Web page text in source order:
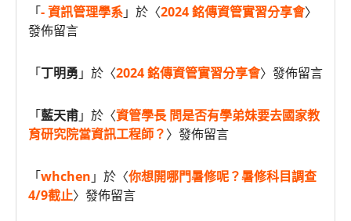
「- 資訊管理學系」於〈2024 銘傳資管實習分享會〉
發佈留言
「丁明勇 」於〈2024 銘傳資管實習分享會〉發佈留言
「藍天甫」於〈資管學長 問是否有學弟妹要去國家教
育研究院當資訊工程師？〉發佈留言
「whchen 」於〈你想開哪門暑修呢？暑修科目調查
4/9截止〉發佈留言